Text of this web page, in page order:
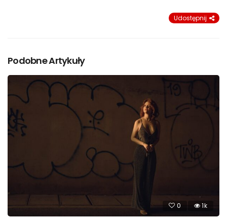
Udostępnij
Podobne Artykuły
0 1k